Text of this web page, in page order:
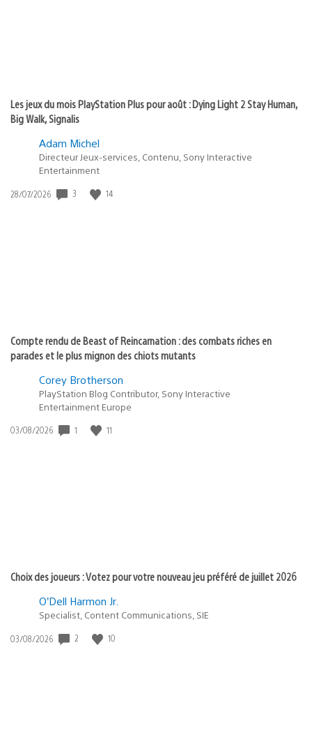
Les jeux du mois PlayStation Plus pour août : Dying Light 2 Stay Human,
Big Walk, Signalis
Adam Michel
Directeur Jeux-services, Contenu, Sony Interactive
Entertainment
Date
28/07/2026 3 14
Compte rendu de Beast of Reincarnation : des combats riches en
parades et le plus mignon des chiots mutants
Corey Brotherson
PlayStation Blog Contributor, Sony Interactive
Entertainment Europe
Date
03/08/2026 1 11
Choix des joueurs : Votez pour votre nouveau jeu préféré de juillet 2026
O’Dell Harmon Jr.
Specialist, Content Communications, SIE
Date
03/08/2026 2 10